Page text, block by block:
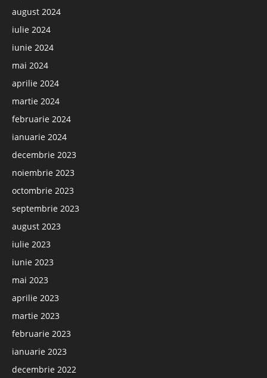
august 2024
iulie 2024
iunie 2024
mai 2024
aprilie 2024
martie 2024
februarie 2024
ianuarie 2024
decembrie 2023
noiembrie 2023
octombrie 2023
septembrie 2023
august 2023
iulie 2023
iunie 2023
mai 2023
aprilie 2023
martie 2023
februarie 2023
ianuarie 2023
decembrie 2022